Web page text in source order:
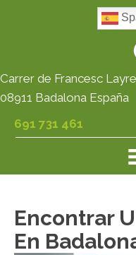
Carrer de Francesc
08911 Badalona España
691 731 461
Encontrar
En